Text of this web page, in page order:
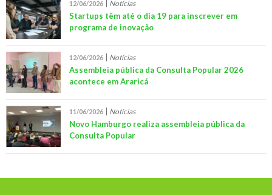
12/06/2026 Notícias
Startups têm até o dia 19 para inscrever em
programa de inovação
12/06/2026 Notícias
Assembleia pública da Consulta Popular 2026
acontece em Araricá
11/06/2026 Notícias
Novo Hamburgo realiza assembleia pública da
Consulta Popular